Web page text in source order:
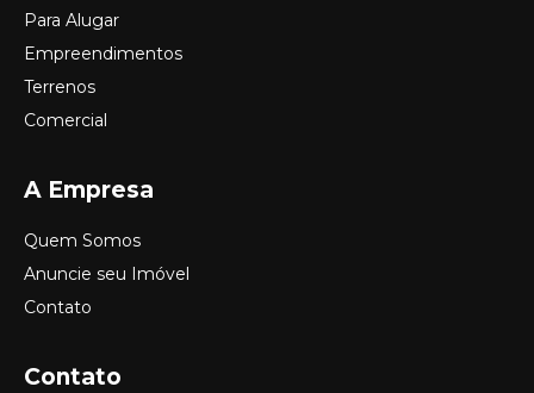
Para Alugar
Empreendimentos
Terrenos
Comercial
A Empresa
Quem Somos
Anuncie seu Imóvel
Contato
Contato